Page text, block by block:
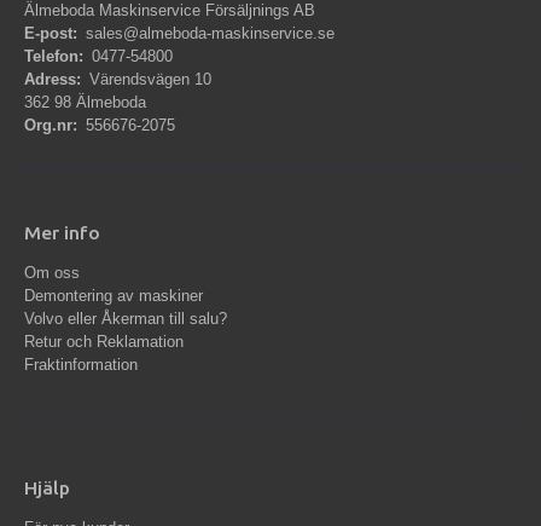
Älmeboda Maskinservice Försäljnings AB
E-post: sales@almeboda-maskinservice.se
Telefon: 0477-54800
Adress: Värendsvägen 10
362 98 Älmeboda
Org.nr: 556676-2075
Mer info
Om oss
Demontering av maskiner
Volvo eller Åkerman till salu?
Retur och Reklamation
Fraktinformation
Hjälp